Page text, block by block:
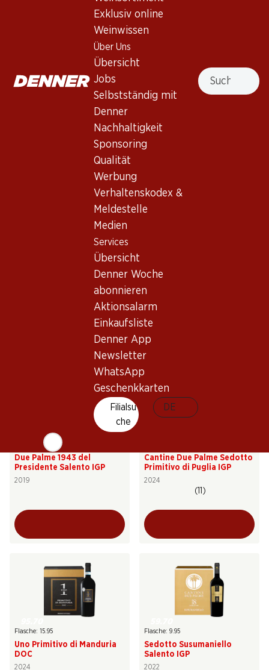
Exklusiv online
Weinwissen
Über Uns
Übersicht
Jobs
Selbstständig mit
Denner
Nachhaltigkeit
Sponsoring
Qualität
Werbung
Verhaltenskodex &
Meldestelle
Medien
Services
Übersicht
Denner Woche
abonnieren
Aktionsalarm
Einkaufsliste
Denner App
Newsletter
WhatsApp
Geschenkkarten
Filialsu
che
DE
Suche
Epicuro Primitivo di
Sedotto Salice Salentino
DOP
Masca del Tacco
2024
Flasche: 21.95
Due Palme 1943 del
Presidente Salento IGP
2019
Cantine Due Palme Sedotto
Primitivo di Puglia IGP
2024
(11)
Flasche: 15.95
Uno Primitivo di Manduria
DOC
2024
Flasche: 9.95
Sedotto Susumaniello
Salento IGP
2022